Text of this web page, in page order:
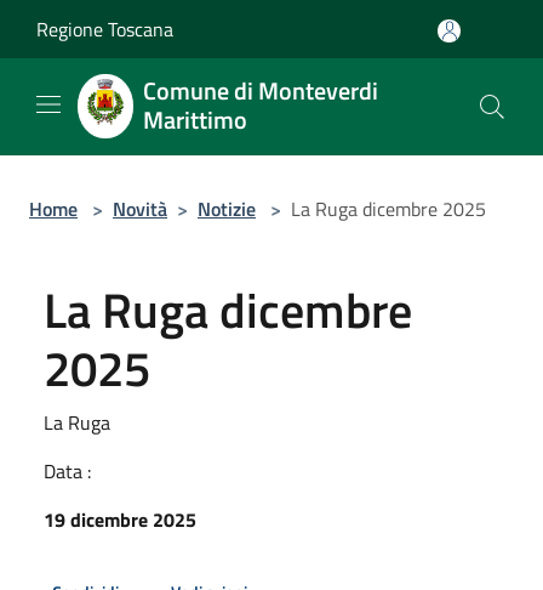
Regione Toscana
Comune di Monteverdi
Marittimo
Home > Novità > Notizie > La Ruga dicembre 2025
La Ruga dicembre
2025
La Ruga
Data :
19 dicembre 2025